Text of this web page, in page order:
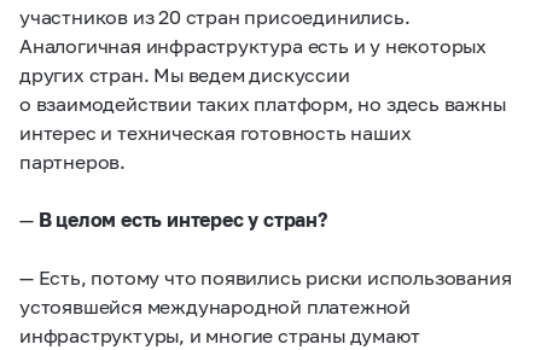
участников из 20 стран присоединились.
Аналогичная инфраструктура есть и у некоторых
других стран. Мы ведем дискуссии
о взаимодействии таких платформ, но здесь важны
интерес и техническая готовность наших
партнеров.
— В целом есть интерес у стран?
— Есть, потому что появились риски использования
устоявшейся международной платежной
инфраструктуры, и многие страны думают